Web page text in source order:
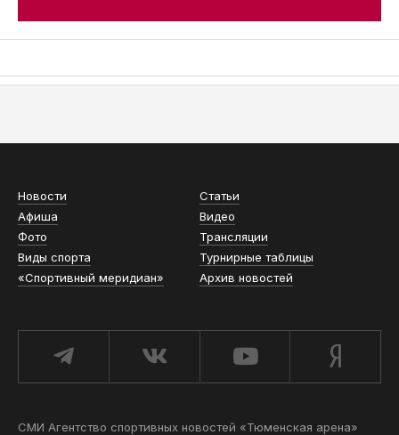
Новости
Статьи
Афиша
Видео
Фото
Трансляции
Виды спорта
Турнирные таблицы
«Спортивный меридиан»
Архив новостей
СМИ Агентство спортивных новостей «Тюменская арена»